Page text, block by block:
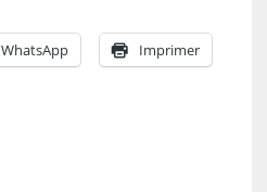
WhatsApp Imprimer